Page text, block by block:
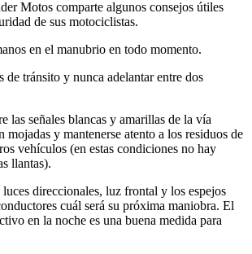
Motos comparte algunos consejos útiles
de sus motociclistas.
en el manubrio en todo momento.
de tránsito y nunca adelantar entre dos
las señales blancas y amarillas de la vía
mojadas y mantenerse atento a los residuos de
vehículos (en estas condiciones no hay
llantas).
direccionales, luz frontal y los espejos
cuál será su próxima maniobra. El
en la noche es una buena medida para